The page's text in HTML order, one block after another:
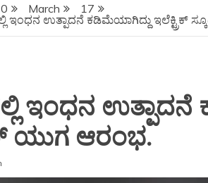
March
17
ಇಂಧನ ಉತ್ಪಾದನೆ ಕಡಿಮೆಯಾಗಿದ್ದು ಇಲೆಕ್ಟ್ರಿಕ್
ಇಂಧನ
ಯುಗ ಆರಂಭ.